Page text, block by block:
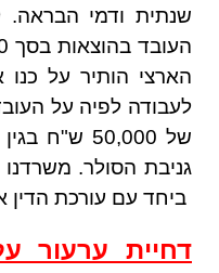
שנתית ודמי הבראה.
הארצי הותיר על כנו
לעבודה לפיה על
של 50,000
גניבת הסולר.
ביחד עם עורכת הדין
דחיית ערעור